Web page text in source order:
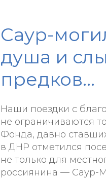
Саур-
душа и
предков...
Наши поездки с
не ограничиваются
Фонда, давно
в ДНР отметился
не только для
россиянина — Саур-